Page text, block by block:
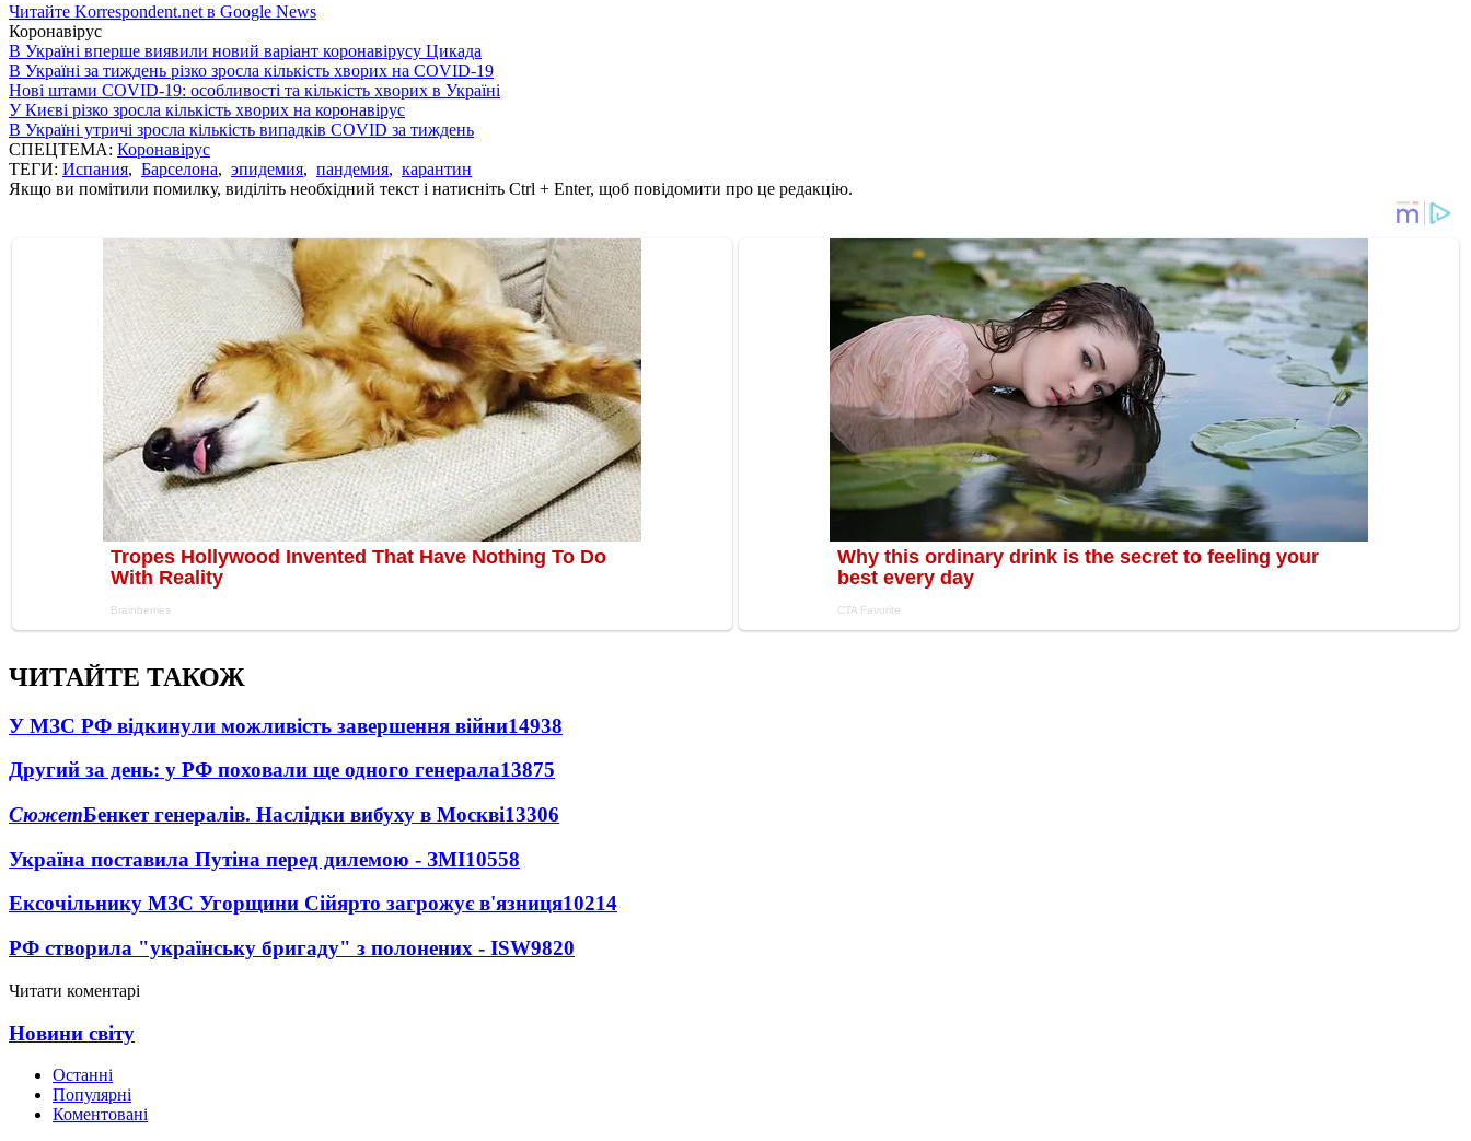
Читайте Korrespondent.net в Google News
Коронавірус
В Україні вперше виявили новий варіант коронавірусу Цикада
В Україні за тиждень різко зросла кількість хворих на COVID-19
Нові штами COVID-19: особливості та кількість хворих в Україні
У Києві різко зросла кількість хворих на коронавірус
В Україні утричі зросла кількість випадків COVID за тиждень
СПЕЦТЕМА: Коронавірус
ТЕГИ: Испания, Барселона, эпидемия, пандемия, карантин
Якщо ви помітили помилку, виділіть необхідний текст і натисніть Ctrl + Enter, щоб повідомити про це редакцію.
ЧИТАЙТЕ ТАКОЖ
У МЗС РФ відкинули можливість завершення війни14938
Другий за день: у РФ поховали ще одного генерала13875
СюжетБенкет генералів. Наслідки вибуху в Москві13306
Україна поставила Путіна перед дилемою - ЗМІ10558
Ексочільнику МЗС Угорщини Сійярто загрожує в'язниця10214
РФ створила "українську бригаду" з полонених - ISW9820
Читати коментарі
Новини світу
Останні
Популярні
Коментовані